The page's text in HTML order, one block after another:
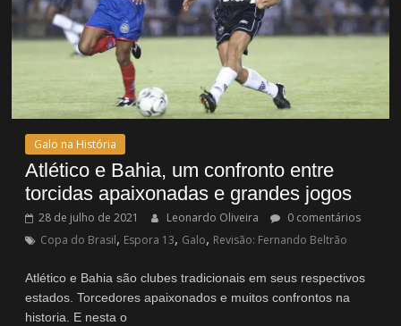
Galo na História
Atlético e Bahia, um confronto entre
torcidas apaixonadas e grandes jogos
28 de julho de 2021 Leonardo Oliveira
0 comentários
Copa do Brasil, Espora 13, Galo, Revisão: Fernando Beltrão
Atlético e Bahia são clubes tradicionais em seus respectivos
estados. Torcedores apaixonados e muitos confrontos na
historia. E nesta o